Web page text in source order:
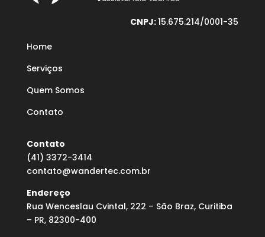
CNPJ:15.675.214/0001-35
Home
Serviços
Quem Somos
Contato
Contato
(41) 3372-3414
contato@wandertec.com.br
Endereço
Rua Wenceslau Cvintal, 222 – São Braz, Curitiba
– PR, 82300-400